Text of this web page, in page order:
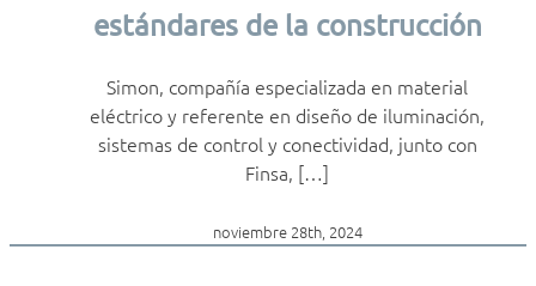
estándares de la construcción
Simon, compañía especializada en material
eléctrico y referente en diseño de iluminación,
sistemas de control y conectividad, junto con
Finsa, […]
noviembre 28th, 2024